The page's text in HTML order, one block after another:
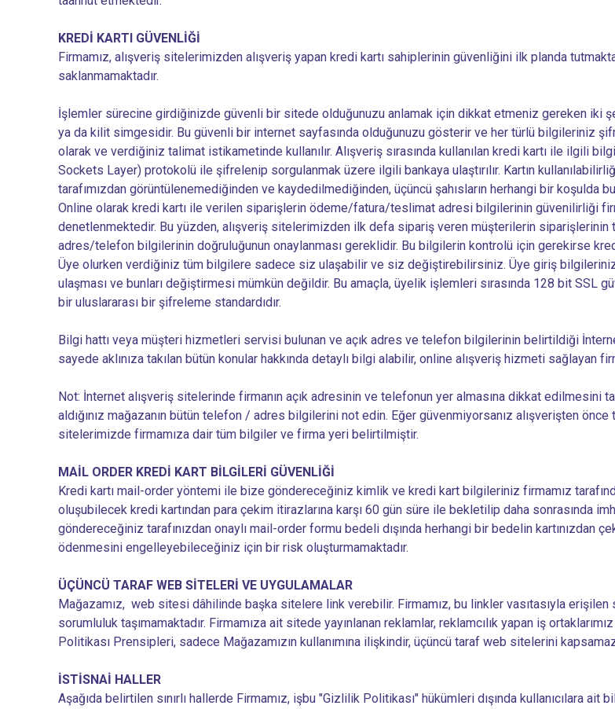
KREDİ KARTI GÜVENLİĞİ
Firmamız, alışveriş sitelerimizden alışveriş yapan kredi kartı sahiplerinin güvenliğini ilk planda
saklanmamaktadır.
İşlemler sürecine girdiğinizde güvenli bir sitede olduğunuzu anlamak için dikkat etmeniz gereken iki şey
ya da kilit simgesidir. Bu güvenli bir internet sayfasında olduğunuzu gösterir ve her türlü bilgileriniz
olarak ve verdiğiniz talimat istikametinde kullanılır. Alışveriş sırasında kullanılan kredi kartı ile ilgili
Sockets Layer) protokolü ile şifrelenip sorgulanmak üzere ilgili bankaya ulaştırılır. Kartın
tarafımızdan görüntülenemediğinden ve kaydedilmediğinden, üçüncü şahısların herhangi bir koşulda
Online olarak kredi kartı ile verilen siparişlerin ödeme/fatura/teslimat adresi bilgilerinin güvenilirliği
denetlenmektedir. Bu yüzden, alışveriş sitelerimizden ilk defa sipariş veren müşterilerin
adres/telefon bilgilerinin doğruluğunun onaylanması gereklidir. Bu bilgilerin kontrolü için gerekirse
Üye olurken verdiğiniz tüm bilgilere sadece siz ulaşabilir ve siz değiştirebilirsiniz. Üye giriş
ulaşması ve bunları değiştirmesi mümkün değildir. Bu amaçla, üyelik işlemleri sırasında 128 bit SSL
bir uluslararası bir şifreleme standardıdır.
Bilgi hattı veya müşteri hizmetleri servisi bulunan ve açık adres ve telefon bilgilerinin belirtildiği
sayede aklınıza takılan bütün konular hakkında detaylı bilgi alabilir, online alışveriş hizmeti sağlayan
Not: İnternet alışveriş sitelerinde firmanın açık adresinin ve telefonun yer almasına dikkat edilmesini
aldığınız mağazanın bütün telefon / adres bilgilerini not edin. Eğer güvenmiyorsanız alışverişten
sitelerimizde firmamıza dair tüm bilgiler ve firma yeri belirtilmiştir.
MAİL ORDER KREDİ KART BİLGİLERİ GÜVENLİĞİ
Kredi kartı mail-order yöntemi ile bize göndereceğiniz kimlik ve kredi kart bilgileriniz firmamız
oluşubilecek kredi kartından para çekim itirazlarına karşı 60 gün süre ile bekletilip daha sonrasında
göndereceğiniz tarafınızdan onaylı mail-order formu bedeli dışında herhangi bir bedelin kartınızdan
ödenmesini engelleyebileceğiniz için bir risk oluşturmamaktadır.
ÜÇÜNCÜ TARAF WEB SİTELERİ VE UYGULAMALAR
Mağazamız, web sitesi dâhilinde başka sitelere link verebilir. Firmamız, bu linkler vasıtasıyla
sorumluluk taşımamaktadır. Firmamıza ait sitede yayınlanan reklamlar, reklamcılık yapan iş
Politikası Prensipleri, sadece Mağazamızın kullanımına ilişkindir, üçüncü taraf web sitelerini
İSTİSNAİ HALLER
Aşağıda belirtilen sınırlı hallerde Firmamız, işbu "Gizlilik Politikası" hükümleri dışında kullanıcılara ait